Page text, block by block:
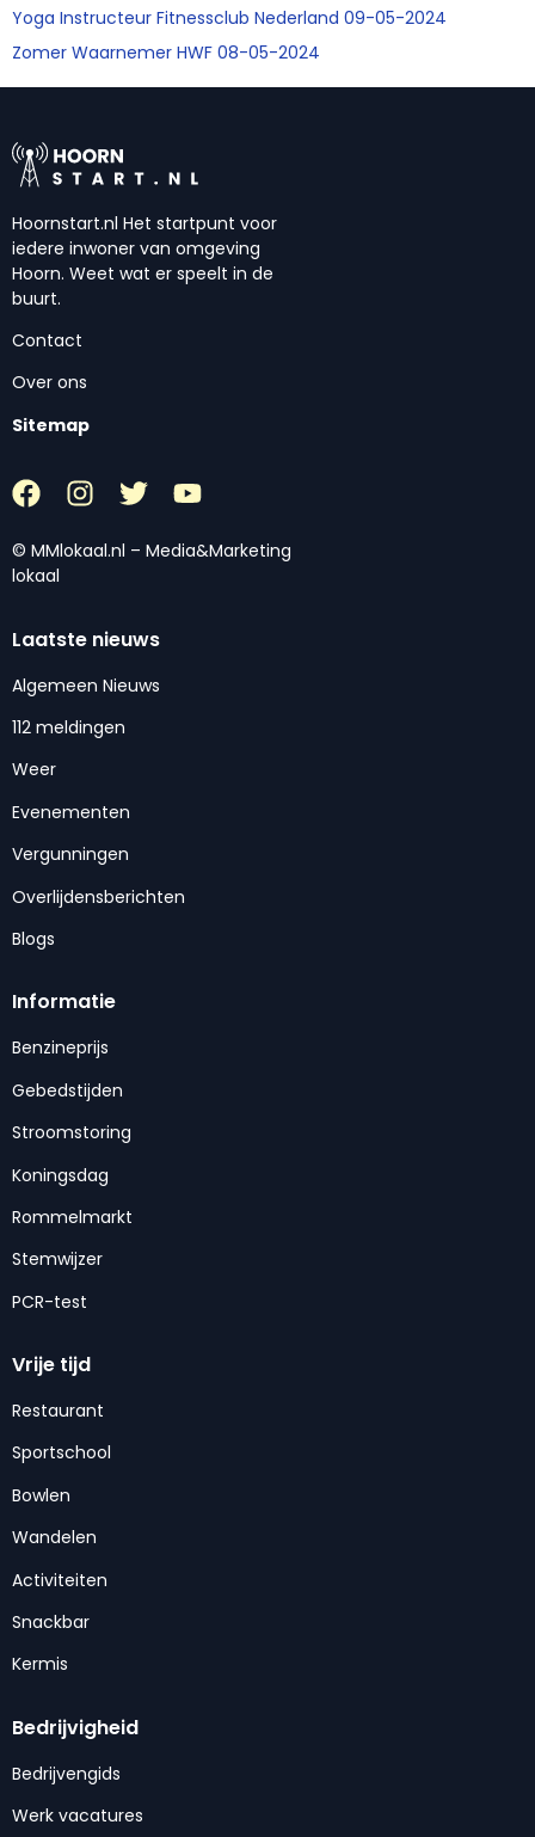
Yoga Instructeur Fitnessclub Nederland 09-05-2024
Zomer Waarnemer HWF 08-05-2024
Hoornstart.nl Het startpunt voor
iedere inwoner van omgeving
Hoorn. Weet wat er speelt in de
buurt.
Contact
Over ons
Sitemap
© MMlokaal.nl – Media&Marketing
lokaal
Laatste nieuws
Algemeen Nieuws
112 meldingen
Weer
Evenementen
Vergunningen
Overlijdensberichten
Blogs
Informatie
Benzineprijs
Gebedstijden
Stroomstoring
Koningsdag
Rommelmarkt
Stemwijzer
PCR-test
Vrije tijd
Restaurant
Sportschool
Bowlen
Wandelen
Activiteiten
Snackbar
Kermis
Bedrijvigheid
Bedrijvengids
Werk vacatures